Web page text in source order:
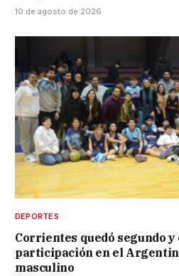
10 de agosto de 2026
DEPORTES
Corrientes quedó segundo y
participación en el
masculino